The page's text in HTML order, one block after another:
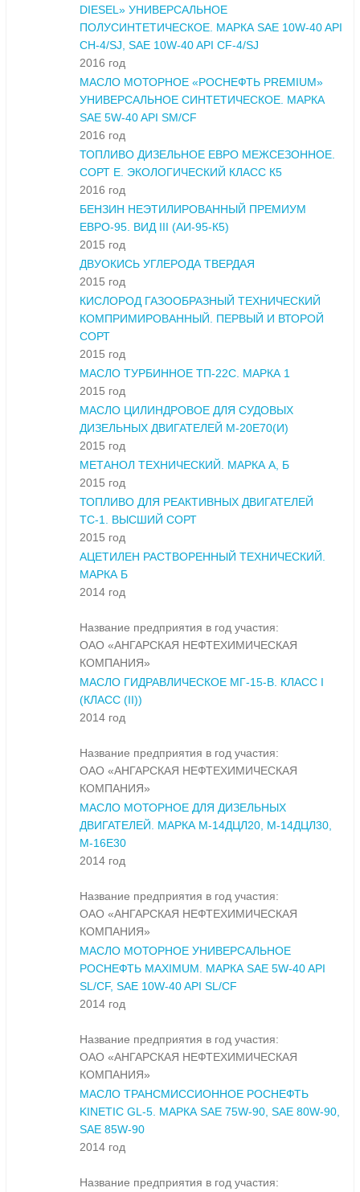
DIESEL» УНИВЕРСАЛЬНОЕ
ПОЛУСИНТЕТИЧЕСКОЕ. МАРКА SAE 10W-40 API
CH-4/SJ, SAE 10W-40 API CF-4/SJ
2016 год
МАСЛО МОТОРНОЕ «РОСНЕФТЬ PREMIUM»
УНИВЕРСАЛЬНОЕ СИНТЕТИЧЕСКОЕ. МАРКА
SAE 5W-40 API SM/CF
2016 год
ТОПЛИВО ДИЗЕЛЬНОЕ ЕВРО МЕЖСЕЗОННОЕ.
СОРТ Е. ЭКОЛОГИЧЕСКИЙ КЛАСС К5
2016 год
БЕНЗИН НЕЭТИЛИРОВАННЫЙ ПРЕМИУМ
ЕВРО-95. ВИД III (АИ-95-К5)
2015 год
ДВУОКИСЬ УГЛЕРОДА ТВЕРДАЯ
2015 год
КИСЛОРОД ГАЗООБРАЗНЫЙ ТЕХНИЧЕСКИЙ
КОМПРИМИРОВАННЫЙ. ПЕРВЫЙ И ВТОРОЙ
СОРТ
2015 год
МАСЛО ТУРБИННОЕ ТП-22С. МАРКА 1
2015 год
МАСЛО ЦИЛИНДРОВОЕ ДЛЯ СУДОВЫХ
ДИЗЕЛЬНЫХ ДВИГАТЕЛЕЙ М-20Е70(И)
2015 год
МЕТАНОЛ ТЕХНИЧЕСКИЙ. МАРКА А, Б
2015 год
ТОПЛИВО ДЛЯ РЕАКТИВНЫХ ДВИГАТЕЛЕЙ
ТС-1. ВЫСШИЙ СОРТ
2015 год
АЦЕТИЛЕН РАСТВОРЕННЫЙ ТЕХНИЧЕСКИЙ.
МАРКА Б
2014 год
Название предприятия в год участия:
ОАО «АНГАРСКАЯ НЕФТЕХИМИЧЕСКАЯ
КОМПАНИЯ»
МАСЛО ГИДРАВЛИЧЕСКОЕ МГ-15-В. КЛАСС I
(КЛАСС (II))
2014 год
Название предприятия в год участия:
ОАО «АНГАРСКАЯ НЕФТЕХИМИЧЕСКАЯ
КОМПАНИЯ»
МАСЛО МОТОРНОЕ ДЛЯ ДИЗЕЛЬНЫХ
ДВИГАТЕЛЕЙ. МАРКА М-14ДЦЛ20, М-14ДЦЛ30,
М-16Е30
2014 год
Название предприятия в год участия:
ОАО «АНГАРСКАЯ НЕФТЕХИМИЧЕСКАЯ
КОМПАНИЯ»
МАСЛО МОТОРНОЕ УНИВЕРСАЛЬНОЕ
РОСНЕФТЬ MAXIMUM. МАРКА SAE 5W-40 API
SL/CF, SAE 10W-40 API SL/CF
2014 год
Название предприятия в год участия:
ОАО «АНГАРСКАЯ НЕФТЕХИМИЧЕСКАЯ
КОМПАНИЯ»
МАСЛО ТРАНСМИССИОННОЕ РОСНЕФТЬ
KINETIC GL-5. МАРКА SAE 75W-90, SAE 80W-90,
SAE 85W-90
2014 год
Название предприятия в год участия: